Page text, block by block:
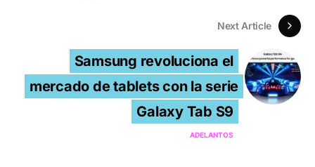
Next Article
Samsung revoluciona el
mercado de tablets con la serie
Galaxy Tab S9
ADELANTOS